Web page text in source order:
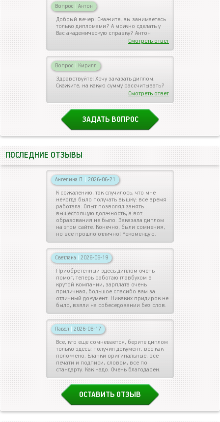
Вопрос | Антон
Добрый вечер! Скажите, вы занимаетесь
только дипломами? А можно сделать у
Вас академическую справку? Антон
Смотреть ответ
Вопрос | Кирилл
Здравствуйте! Хочу заказать диплом.
Скажите, на какую сумму рассчитывать?
Смотреть ответ
ЗАДАТЬ ВОПРОС
ПОСЛЕДНИЕ ОТЗЫВЫ
Ангелина П. | 2026-06-21
К сожалению, так случилось, что мне
некогда было получать вышку: все время
работала. Опыт позволял занять
вышестоящую должность, а вот
образования не было. Заказала диплом
на этом сайте. Конечно, были сомнения,
но все прошло отлично! Рекомендую.
Светлана | 2026-06-19
Приобретенный здесь диплом очень
помог, теперь работаю главбухом в
крутой компании, зарплата очень
приличная, большое спасибо вам за
отличный документ. Никаких придирок не
было, взяли на собеседовании без слов.
Павел | 2026-06-17
Все, кто еще сомневается, берите диплом
только здесь: получил документ, все как
положено. Бланки оригинальные, все
печати и подписи, словом, все по
стандарту. Как надо. Очень благодарен.
ОСТАВИТЬ ОТЗЫВ